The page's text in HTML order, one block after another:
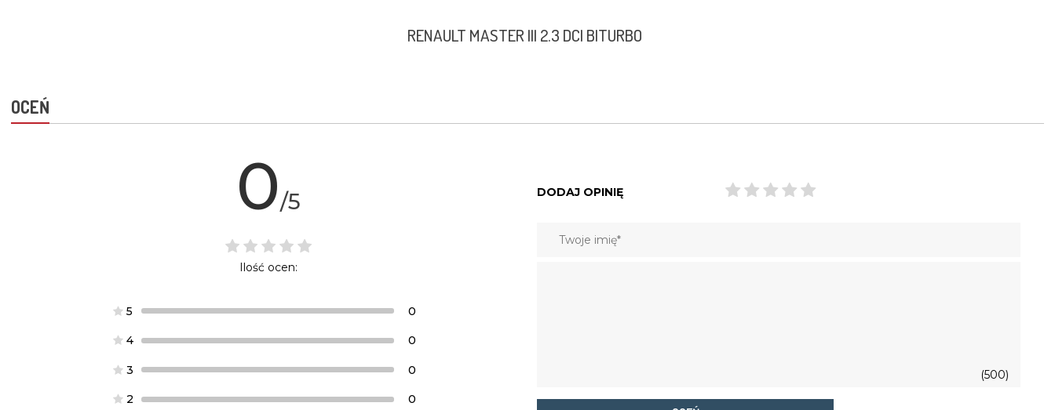
RENAULT MASTER III 2.3 DCI BITURBO
OCEŃ
0/5
Ilość ocen:
5 0
4 0
3 0
2 0
DODAJ OPINIĘ
(500)